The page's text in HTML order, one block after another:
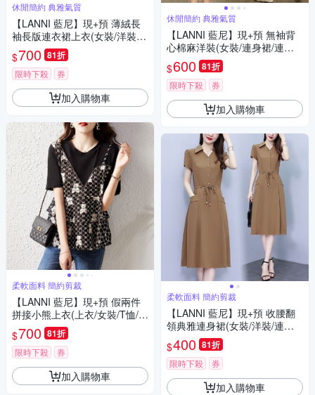
休閒簡約 典雅氣質
【LANNI 藍尼】現+預 薄絨長
袖長版連衣裙上衣(女裝/洋裝/
針織裙/連身裙)
$700 81折
限時下殺 券
加入購物車
柔軟面料 簡約剪裁
【LANNI 藍尼】現+預 假兩件
拼接小熊上衣(上衣/女裝/T恤/休
閒/百搭)
$700 81折
限時下殺 券
加入購物車
休閒簡約 典雅氣質
【LANNI 藍尼】現+預 無袖背
心棉麻洋裝(女裝/連身裙/連衣
裙)
$600 81折
限時下殺 券
加入購物車
柔軟面料 簡約剪裁
【LANNI 藍尼】現+預 收腰翻
領典雅連身裙(女裝/洋裝/連身
裙/長版上衣/休閒/氣質)
$400 81折
限時下殺 券
加入購物車